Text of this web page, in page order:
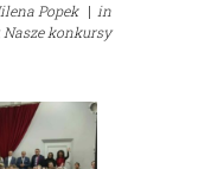
Popek | in
Nasze konkursy